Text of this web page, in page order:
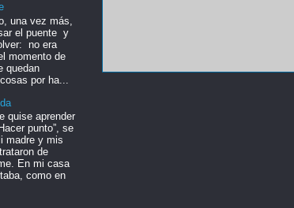
una vez más,
el puente y
no era
momento de
quedan
por ha...
quise aprender
punto”, se
madre y mis
de
En mi casa
como en